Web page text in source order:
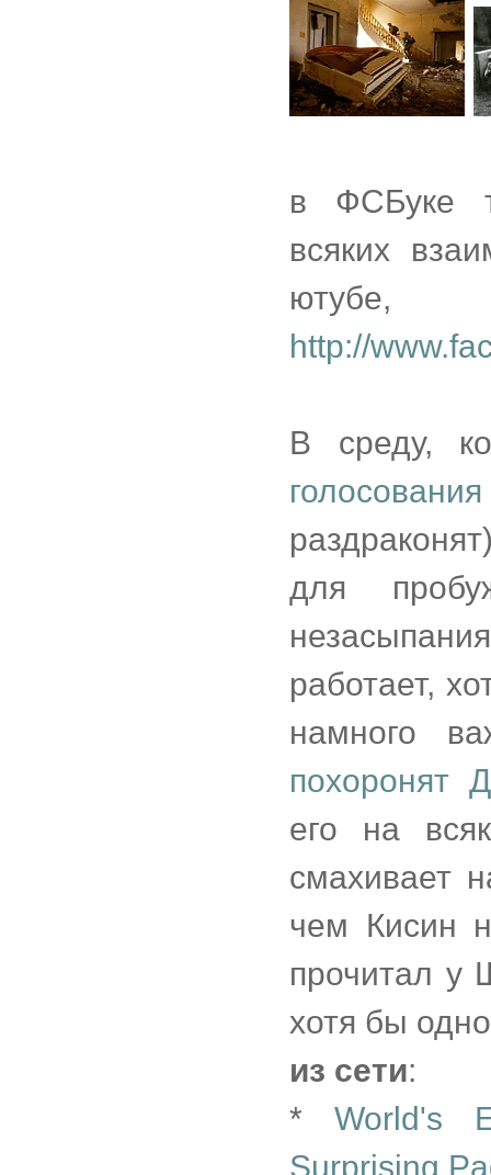
в ФСБуке
всяких
http://
В среду,
для
работает,
намного
похоронят
его на
смахивает
чем Кисин
прочитал у
хотя бы
из сети:
*World's
Surprising